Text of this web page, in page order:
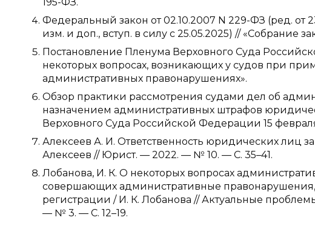
Федеральный закон от 02.10.2007 N 229-ФЗ (ред. от
изм. и доп., вступ. в силу с 25.05.2025) // «Собрание
Постановление Пленума Верховного Суда
некоторых вопросах, возникающих у судов при
административных правонарушениях».
Обзор практики рассмотрения судами дел об
назначением административных штрафов
Верховного Суда Российской Федерации 15
Алексеев А. И. Ответственность юридических лиц
Алексеев // Юрист. — 2022. — № 10. — С. 35–41.
Лобанова, И. К. О некоторых вопросах
совершающих административные правонарушения,
регистрации / И. К. Лобанова // Актуальные
— № 3. — С. 12–19.